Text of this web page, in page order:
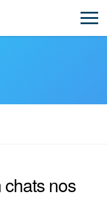
nos